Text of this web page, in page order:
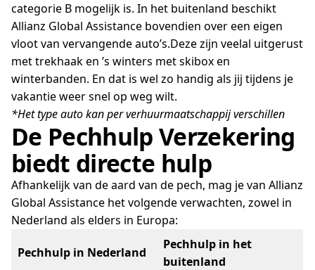
categorie B mogelijk is. In het buitenland beschikt
Allianz Global Assistance bovendien over een eigen
vloot van vervangende auto’s.Deze zijn veelal uitgerust
met trekhaak en ’s winters met skibox en
winterbanden. En dat is wel zo handig als jij tijdens je
vakantie weer snel op weg wilt.
*Het type auto kan per verhuurmaatschappij verschillen
De Pechhulp Verzekering
biedt directe hulp
Afhankelijk van de aard van de pech, mag je van Allianz
Global Assistance het volgende verwachten, zowel in
Nederland als elders in Europa:
Pechhulp in Nederland
Pechhulp in het
buitenland